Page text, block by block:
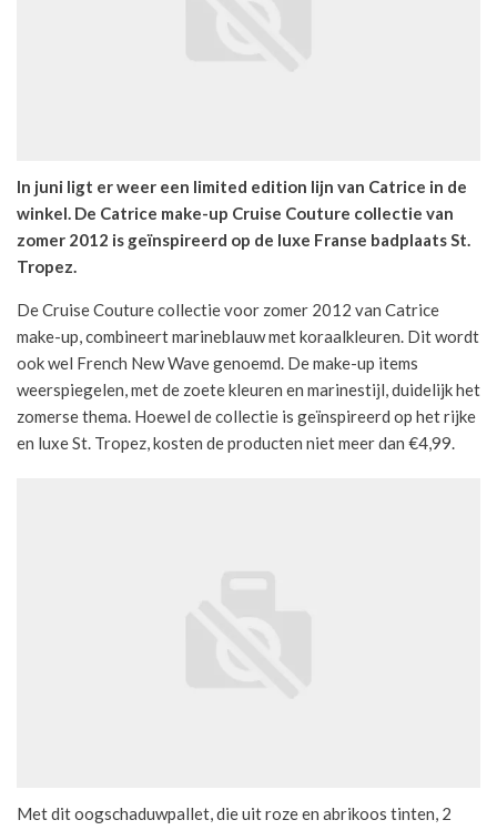
In juni ligt er weer een limited edition lijn van Catrice in de
winkel. De Catrice make-up Cruise Couture collectie van
zomer 2012 is geïnspireerd op de luxe Franse badplaats St.
Tropez.
De Cruise Couture collectie voor zomer 2012 van Catrice
make-up, combineert marineblauw met koraalkleuren. Dit wordt
ook wel French New Wave genoemd. De make-up items
weerspiegelen, met de zoete kleuren en marinestijl, duidelijk het
zomerse thema. Hoewel de collectie is geïnspireerd op het rijke
en luxe St. Tropez, kosten de producten niet meer dan €4,99.
Met dit oogschaduwpallet, die uit roze en abrikoos tinten, 2